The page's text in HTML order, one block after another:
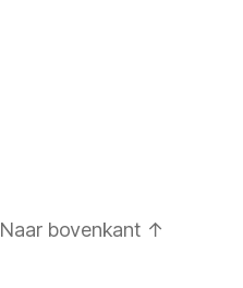
Naar bovenkant ↑